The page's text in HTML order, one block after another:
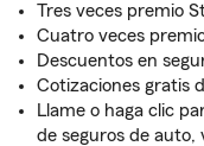
Tres veces premio
Cuatro veces
Descuentos en
Cotizaciones gratis
Llame o haga clic
de seguros de auto,